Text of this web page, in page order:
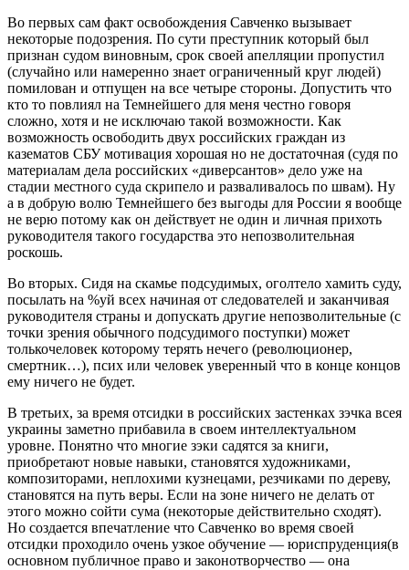
Во первых сам факт освобождения Савченко вызывает
некоторые подозрения. По сути преступник который был
признан судом виновным, срок своей апелляции пропустил
(случайно или намеренно знает ограниченный круг людей)
помилован и отпущен на все четыре стороны. Допустить что
кто то повлиял на Темнейшего для меня честно говоря
сложно, хотя и не исключаю такой возможности. Как
возможность освободить двух российских граждан из
казематов СБУ мотивация хорошая но не достаточная (судя по
материалам дела российских «диверсантов» дело уже на
стадии местного суда скрипело и разваливалось по швам). Ну
а в добрую волю Темнейшего без выгоды для России я вообще
не верю потому как он действует не один и личная прихоть
руководителя такого государства это непозволительная
роскошь.
Во вторых. Сидя на скамье подсудимых, оголтело хамить суду,
посылать на %уй всех начиная от следователей и заканчивая
руководителя страны и допускать другие непозволительные (с
точки зрения обычного подсудимого поступки) может
толькочеловек которому терять нечего (революционер,
смертник…), псих или человек уверенный что в конце концов
ему ничего не будет.
В третьих, за время отсидки в российских застенках зэчка всея
украины заметно прибавила в своем интеллектуальном
уровне. Понятно что многие зэки садятся за книги,
приобретают новые навыки, становятся художниками,
композиторами, неплохими кузнецами, резчиками по дереву,
становятся на путь веры. Если на зоне ничего не делать от
этого можно сойти сума (некоторые действительно сходят).
Но создается впечатление что Савченко во время своей
отсидки проходило очень узкое обучение — юриспруденция(в
основном публичное право и законотворчество — она